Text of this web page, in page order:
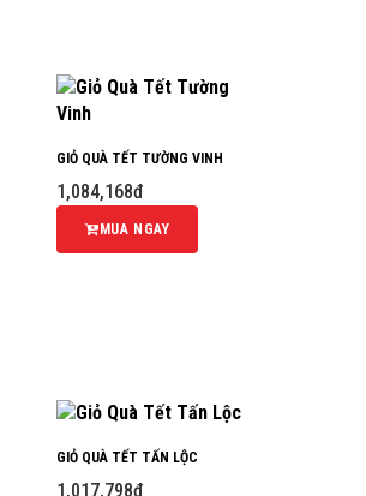
GIỎ QUÀ TẾT TƯỜNG VINH
1,084,168đ
MUA NGAY
GIỎ QUÀ TẾT TẤN LỘC
1,017,798đ